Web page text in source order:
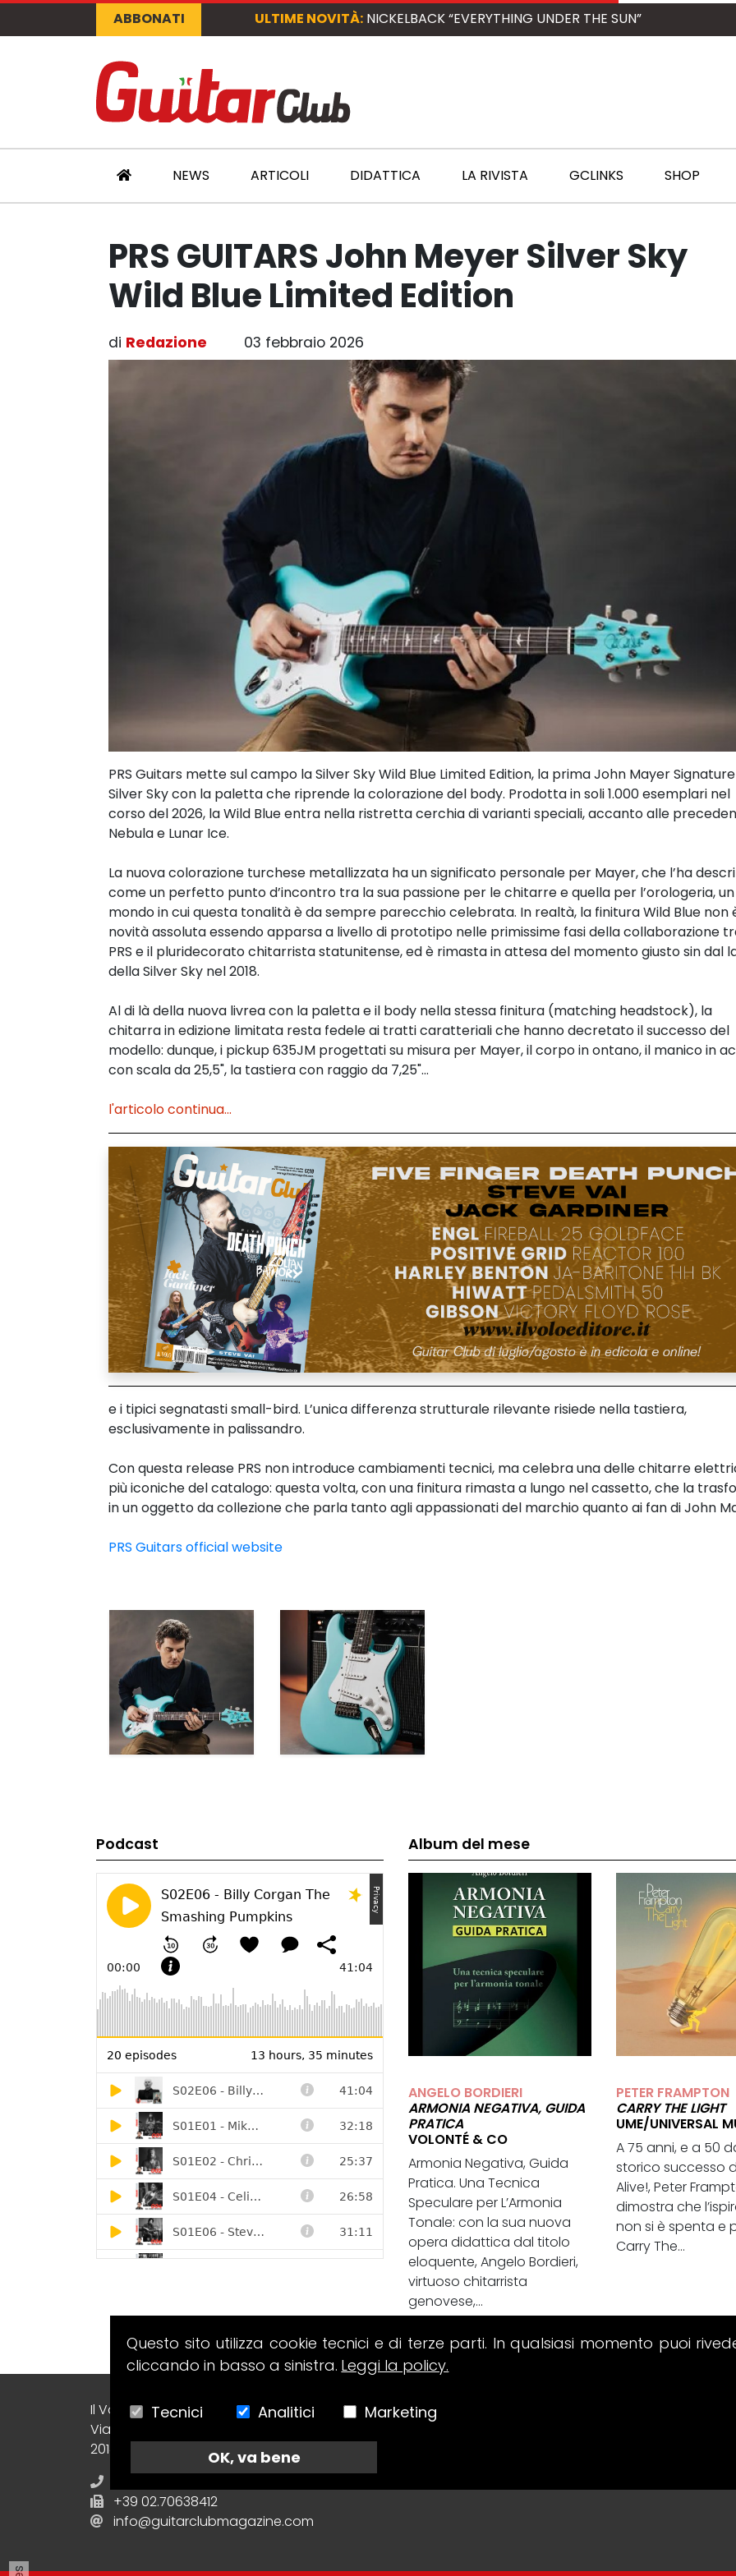
ABBONATI ULTIME NOVITÀ: NICKELBACK “EVERYTHING UNDER THE SUN”
NEWS ARTICOLI DIDATTICA LA RIVISTA GCLINKS SHOP
PRS GUITARS John Meyer Silver Sky
Wild Blue Limited Edition
di Redazione 03 febbraio 2026
PRS Guitars mette sul campo la Silver Sky Wild Blue Limited Edition, la prima John Mayer Signature
Silver Sky con la paletta che riprende la colorazione del body. Prodotta in soli 1.000 esemplari nel
corso del 2026, la Wild Blue entra nella ristretta cerchia di varianti speciali, accanto alle
Nebula e Lunar Ice.
La nuova colorazione turchese metallizzata ha un significato personale per Mayer, che l’ha
come un perfetto punto d’incontro tra la sua passione per le chitarre e quella per l’orologeria, un
mondo in cui questa tonalità è da sempre parecchio celebrata. In realtà, la finitura Wild Blue non
novità assoluta essendo apparsa a livello di prototipo nelle primissime fasi della collaborazione
PRS e il pluridecorato chitarrista statunitense, ed è rimasta in attesa del momento giusto sin dal
della Silver Sky nel 2018.
Al di là della nuova livrea con la paletta e il body nella stessa finitura (matching headstock), la
chitarra in edizione limitata resta fedele ai tratti caratteriali che hanno decretato il successo del
modello: dunque, i pickup 635JM progettati su misura per Mayer, il corpo in ontano, il manico in
con scala da 25,5", la tastiera con raggio da 7,25"...
l'articolo continua...
e i tipici segnatasti small-bird. L’unica differenza strutturale rilevante risiede nella tastiera,
esclusivamente in palissandro.
Con questa release PRS non introduce cambiamenti tecnici, ma celebra una delle chitarre
più iconiche del catalogo: questa volta, con una finitura rimasta a lungo nel cassetto, che la
in un oggetto da collezione che parla tanto agli appassionati del marchio quanto ai fan di John
PRS Guitars official website
Podcast Album del mese
ANGELO BORDIERI
ARMONIA NEGATIVA, GUIDA
PRATICA
VOLONTÉ & CO
Armonia Negativa, Guida
Pratica. Una Tecnica
Speculare per L’Armonia
Tonale: con la sua nuova
opera didattica dal titolo
eloquente, Angelo Bordieri,
virtuoso chitarrista
genovese,...
PETER FRAMPTON
CARRY THE LIGHT
UME/UNIVERSAL
A 75 anni, e a 50
storico successo
Alive!, Peter
dimostra che
non si è spenta e
Carry The...
Il Volo Srl Editore
Via Collecchio, 8
20148 - Milano (MI) - Italy
+39 02.70638412
info@guitarclubmagazine.com
Questo sito utilizza cookie tecnici e di terze parti. In qualsiasi momento puoi
cliccando in basso a sinistra. Leggi la policy.
Tecnici Analitici Marketing
OK, va bene